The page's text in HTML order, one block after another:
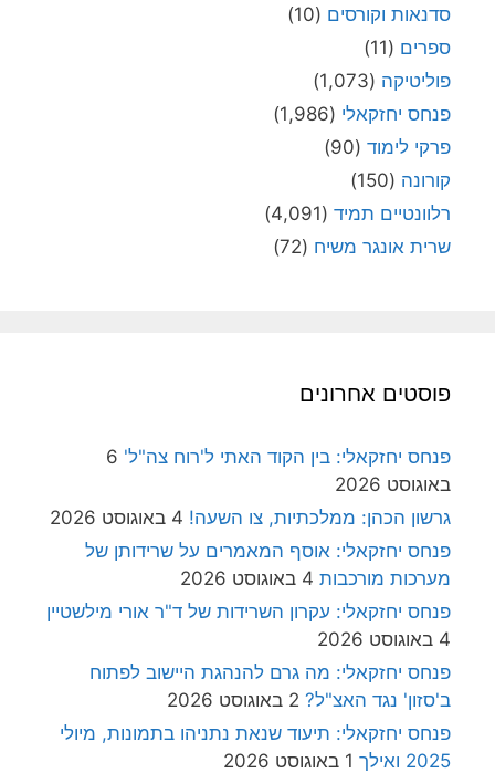
סדנאות וקורסים (10)
ספרים (11)
פוליטיקה (1,073)
פנחס יחזקאלי (1,986)
פרקי לימוד (90)
קורונה (150)
רלוונטיים תמיד (4,091)
שרית אונגר משיח (72)
פוסטים אחרונים
פנחס יחזקאלי: בין הקוד האתי ל'רוח צה"ל' 6
באוגוסט 2026
גרשון הכהן: ממלכתיות, צו השעה! 4 באוגוסט 2026
פנחס יחזקאלי: אוסף המאמרים על שרידותן של
מערכות מורכבות 4 באוגוסט 2026
פנחס יחזקאלי: עקרון השרידות של ד"ר אורי מילשטיין
4 באוגוסט 2026
פנחס יחזקאלי: מה גרם להנהגת היישוב לפתוח
ב'סזון' נגד האצ"ל? 2 באוגוסט 2026
פנחס יחזקאלי: תיעוד שנאת נתניהו בתמונות, מיולי
2025 ואילך
1 באוגוסט 2026